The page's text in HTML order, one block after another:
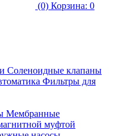
(0) Корзина: 0
Соленоидные клапаны
Фильтры для
Мембранные
муфтой